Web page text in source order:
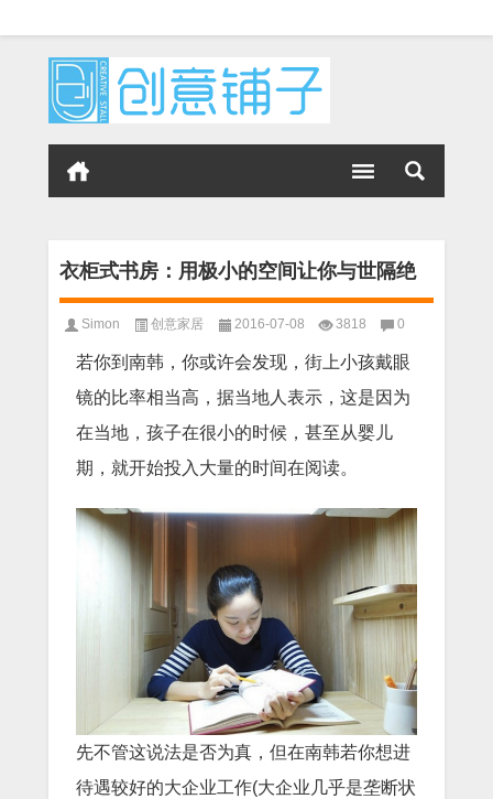
衣柜式书房：用极小的空间让你与世隔绝
Simon 创意家居 2016-07-08 3818 0
若你到南韩，你或许会发现，街上小孩戴眼
镜的比率相当高，据当地人表示，这是因为
在当地，孩子在很小的时候，甚至从婴儿
期，就开始投入大量的时间在阅读。
先不管这说法是否为真，但在南韩若你想进
待遇较好的大企业工作(大企业几乎是垄断状